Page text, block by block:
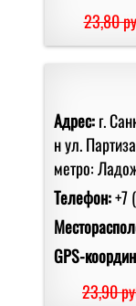
23,80
Адрес:г.
н ул.
метро:
Телефон:+7
GPS-
23,90